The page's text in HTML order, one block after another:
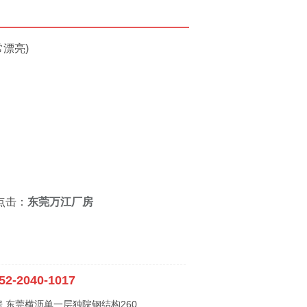
漂亮)
： 东莞万江厂房
2040-1017
东莞横沥单一层独院钢结构260..